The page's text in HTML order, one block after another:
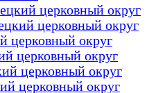
церковный округ
церковный округ
церковный округ
церковный округ
церковный округ
церковный округ